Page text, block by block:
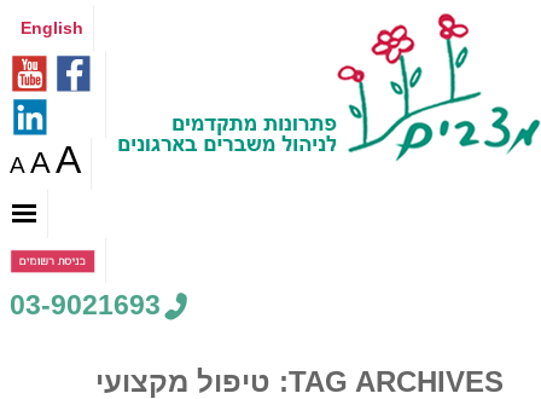
English
A AA
03-9021693
TAG ARCHIVES: טיפול מקצועי